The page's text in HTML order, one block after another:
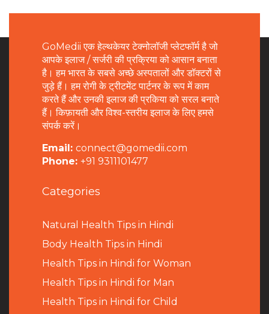
GoMedii एक हेल्थकेयर टेक्नोलॉजी प्लेटफॉर्म है जो
आपके इलाज / सर्जरी की प्रक्रिया को आसान बनाता
है। हम भारत के सबसे अच्छे अस्पतालों और डॉक्टरों से
जुड़े हैं। हम रोगी के ट्रीटमेंट पार्टनर के रूप में काम
करते हैं और उनकी इलाज की प्रकिया को सरल बनाते
हैं। किफ़ायती और विश्व-स्तरीय इलाज के लिए हमसे
संपर्क करें।
Email: connect@gomedii.com
Phone: +91 9311101477
Categories
Natural Health Tips in Hindi
Body Health Tips in Hindi
Health Tips in Hindi for Woman
Health Tips in Hindi for Man
Health Tips in Hindi for Child